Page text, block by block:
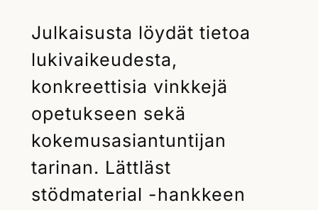
Julkaisusta löydät tietoa
lukivaikeudesta,
konkreettisia vinkkejä
opetukseen sekä
kokemusasiantuntijan
tarinan. Lättläst
stödmaterial -hankkeen